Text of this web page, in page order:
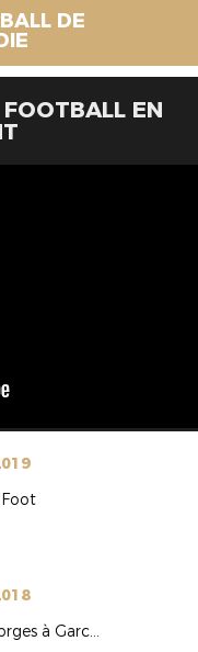
DE
EN
Visite de Laura Georges à Garcelles-Secqueville